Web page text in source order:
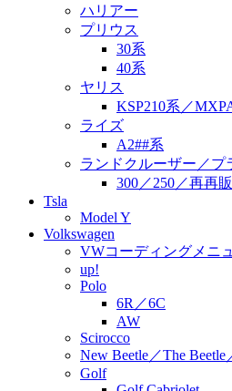
ハリアー
プリウス
30系
40系
ヤリス
KSP210系／
ライズ
A2##系
ランドクルーザー／プ
300／250／再再
Tsla
Model Y
Volkswagen
VWコーディングメニ
up!
Polo
6R／6C
AW
Scirocco
New Beetle／The Beetle
Golf